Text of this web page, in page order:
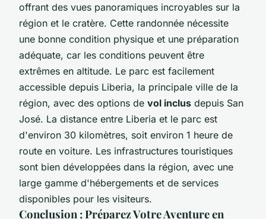
offrant des vues panoramiques incroyables sur la
région et le cratère. Cette randonnée nécessite
une bonne condition physique et une préparation
adéquate, car les conditions peuvent être
extrêmes en altitude. Le parc est facilement
accessible depuis Liberia, la principale ville de la
région, avec des options de vol inclus depuis San
José. La distance entre Liberia et le parc est
d'environ 30 kilomètres, soit environ 1 heure de
route en voiture. Les infrastructures touristiques
sont bien développées dans la région, avec une
large gamme d'hébergements et de services
disponibles pour les visiteurs.
Conclusion : Préparez Votre Aventure en